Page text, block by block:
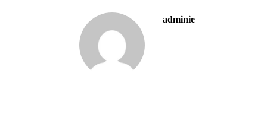
adminie